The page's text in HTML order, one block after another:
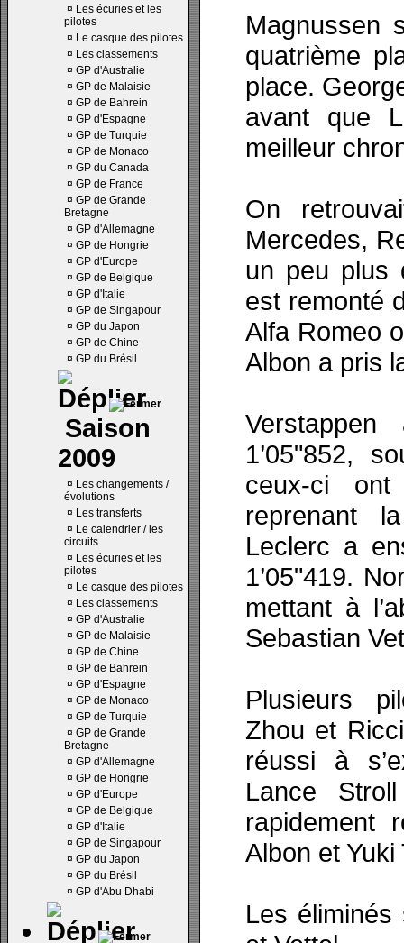
¤ Les écuries et les
pilotes
¤ Le casque des pilotes
¤ Les classements
¤ GP d'Australie
¤ GP de Malaisie
¤ GP de Bahrein
¤ GP d'Espagne
¤ GP de Turquie
¤ GP de Monaco
¤ GP du Canada
¤ GP de France
¤ GP de Grande
Bretagne
¤ GP d'Allemagne
¤ GP de Hongrie
¤ GP d'Europe
¤ GP de Belgique
¤ GP d'Italie
¤ GP de Singapour
¤ GP du Japon
¤ GP de Chine
¤ GP du Brésil
Saison
2009
¤ Les changements /
évolutions
¤ Les transferts
¤ Le calendrier / les
circuits
¤ Les écuries et les
pilotes
¤ Le casque des pilotes
¤ Les classements
¤ GP d'Australie
¤ GP de Malaisie
¤ GP de Chine
¤ GP de Bahrein
¤ GP d'Espagne
¤ GP de Monaco
¤ GP de Turquie
¤ GP de Grande
Bretagne
¤ GP d'Allemagne
¤ GP de Hongrie
¤ GP d'Europe
¤ GP de Belgique
¤ GP d'Italie
¤ GP de Singapour
¤ GP du Japon
¤ GP du Brésil
¤ GP d'Abu Dhabi
Magnussen
quatrième
place.
avant que
meilleur
On
Mercedes,
un peu plus
est remonté
Alfa Romeo
Albon a pris
1’05"852,
ceux-ci
reprenant
Leclerc a
1’05"419.
mettant à
Sebastian
Plusieurs
Zhou et
réussi à
Lance
rapidement
Albon et
Les